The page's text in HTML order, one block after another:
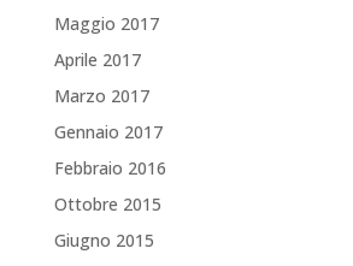
Maggio 2017
Aprile 2017
Marzo 2017
Gennaio 2017
Febbraio 2016
Ottobre 2015
Giugno 2015